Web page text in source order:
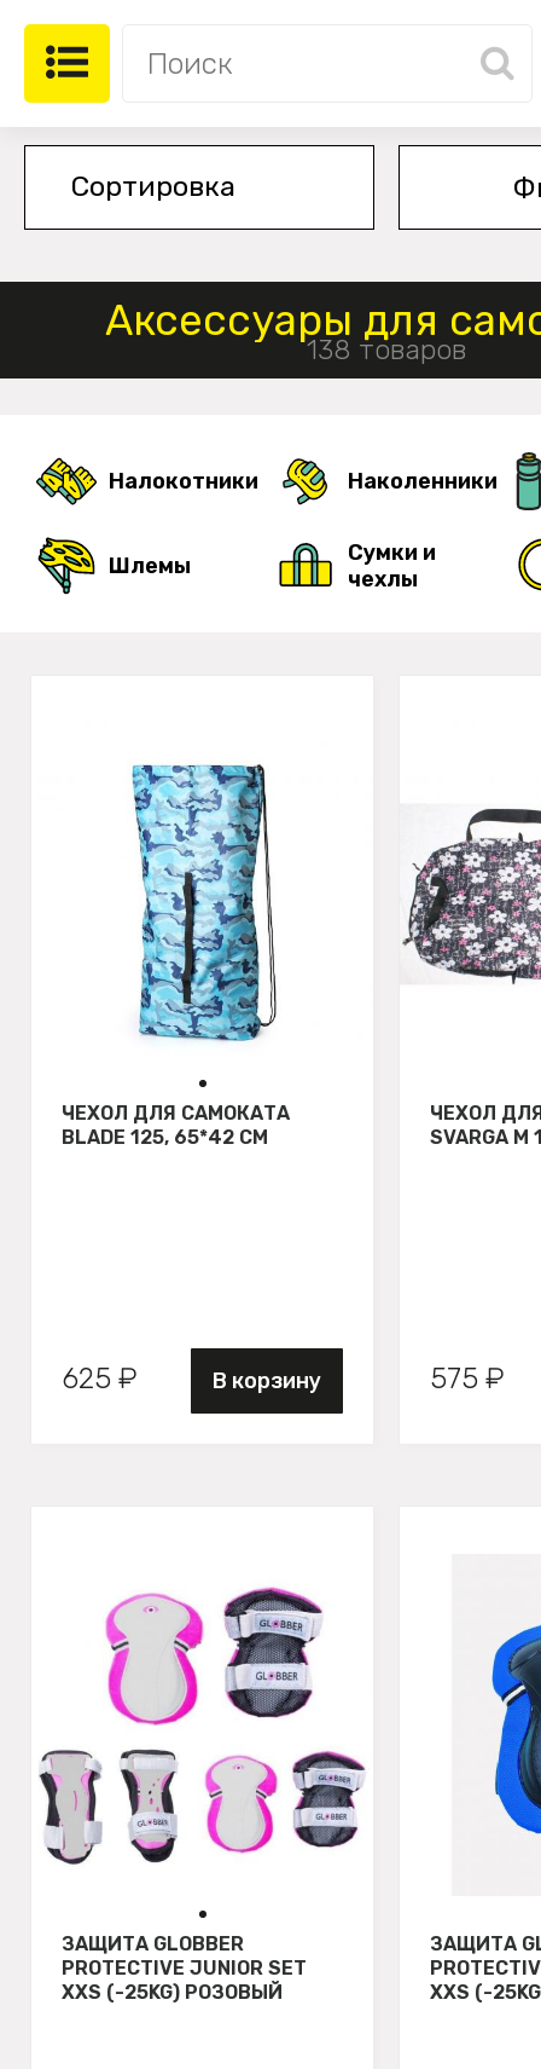
Аксессуары для
138 товаров
Налокотники Наколенники
Шлемы
Сумки и
чехлы
ЧЕХОЛ ДЛЯ САМОКАТА
BLADE 125, 65*42 СМ
625 ₽ В корзину
ЧЕХОЛ
SVARGA М
575 ₽
ЗАЩИТА GLOBBER
PROTECTIVE JUNIOR SET
XXS (-25KG) РОЗОВЫЙ
ЗАЩИТА
XXS (-